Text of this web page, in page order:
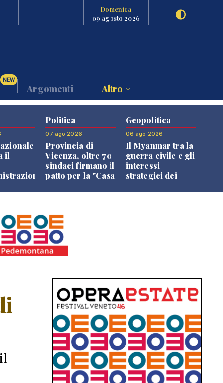
Domenica
09 agosto 2026
NEW
Argomenti Altro
il
Politica
07 ago 2026
Provincia di
Vicenza, oltre 70
sindaci firmano il
patto per la "Casa
Geopolitica
06 ago 2026
Il Myanmar tra la
guerra civile e gli
interessi
strategici dei